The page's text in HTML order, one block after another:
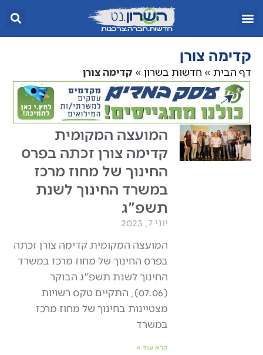
קדימה צורן
דף הבית » חדשות בשרון » קדימה צורן
המועצה המקומית
קדימה צורן זכתה בפרס
החינוך של מחוז מרכז
במשרד החינוך לשנת
תשפ"ג
יוני 7, 2023
המועצה המקומית קדימה צורן זכתה
בפרס החינוך של מחוז מרכז במשרד
החינוך לשנת תשפ"ג הבוקר
(07.06), התקיים טקס רשויות
מצטיינות בחינוך של מחוז מרכז
במשרד
קרא עוד »